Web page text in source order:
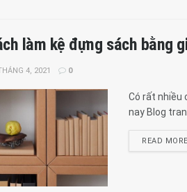
làm kệ đựng sách bằng
4, 2021 0
Có rất nhiều
nay Blog
READ MORE